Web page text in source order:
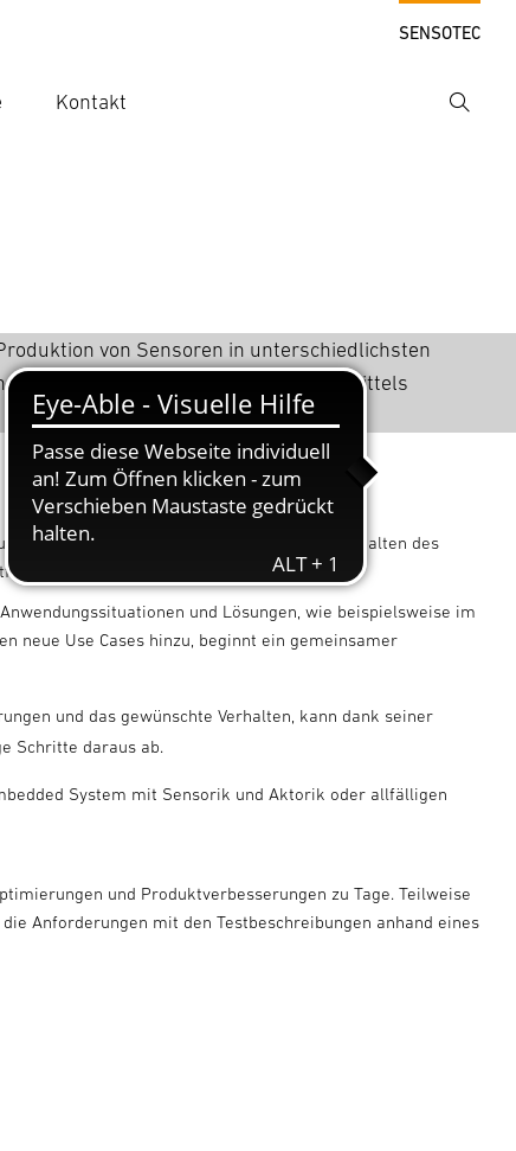
SENSOTEC
Kontakt
Suche
von Sensoren in unterschiedlichsten
Fachartikel zu Sensorentwicklungen mittels
sogenannte Use Cases, legen das Verhalten des
und Lösungen, wie beispielsweise im
neue Use Cases hinzu, beginnt ein gemeinsamer
und das gewünschte Verhalten, kann dank seiner
Schritte daraus ab.
System mit Sensorik und Aktorik oder allfälligen
und Produktverbesserungen zu Tage. Teilweise
Anforderungen mit den Testbeschreibungen anhand eines